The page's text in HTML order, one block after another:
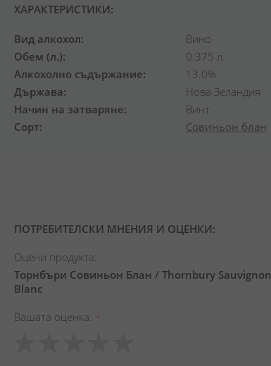
ХАРАКТЕРИСТИКИ:
Вид алкохол
Вино
Обем (л.)
0.375 л.
Алкохолно съдържание
13.0%
Държава
Нова Зеландия
Начин на затваряне
Винт
Сорт
Совиньон блан
ПОТРЕБИТЕЛСКИ МНЕНИЯ И ОЦЕНКИ:
Оцени продукта:
Торнбъри Совиньон Блан / Thornbury Sauvignon
Blanc
Вашата оценка